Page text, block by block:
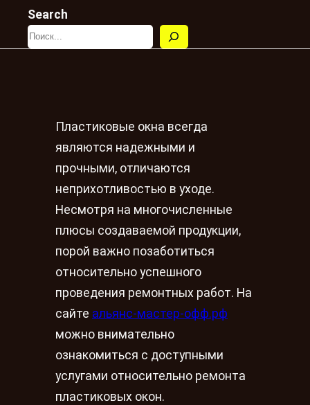
Search
Пластиковые окна всегда
являются надежными и
прочными, отличаются
неприхотливостью в уходе.
Несмотря на многочисленные
плюсы создаваемой продукции,
порой важно позаботиться
относительно успешного
проведения ремонтных работ. На
сайте альянс-мастер-офф.рф
можно внимательно
ознакомиться с доступными
услугами относительно ремонта
пластиковых окон.